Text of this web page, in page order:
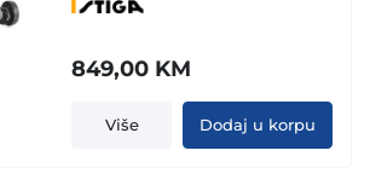
849,00 KM
Više Dodaj u korpu